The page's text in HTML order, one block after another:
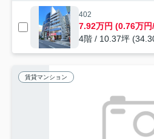
402
7.92万円 (0.76万円
4階 / 10.37坪
賃貸マンション